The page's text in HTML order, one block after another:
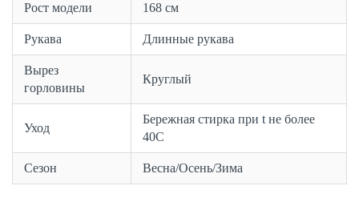
Рост модели 168 см
Рукава Длинные рукава
Вырез
горловины
Круглый
Уход
Бережная стирка при t не более
40С
Сезон Весна/Осень/Зима